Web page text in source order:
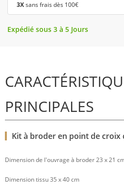
3Xsans frais dès 100€
Expédié sous 3 à 5 Jours
PRINCIPALES
Kit à broder en point de croix
Dimension de l'ouvrage à broder 23 x 21
Dimension tissu 35 x 40 cm